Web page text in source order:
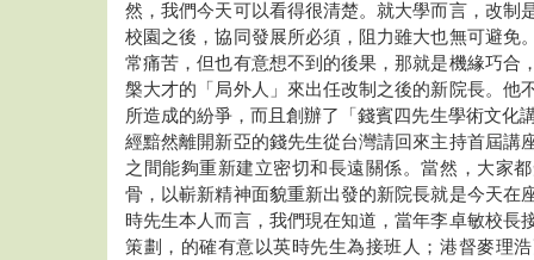
然，我們今天可以看得很清楚。就大學而言，改制
校園之後，協同發展所必須，阻力雖大也無可避免
常痛苦，但也有意想不到的後果，那就是機緣巧合
槃大才的「局外人」來出任改制之後的新院長。他
所造成的紛爭，而且創辦了「錢賓四先生學術文化
經黯然離開新亞的錢先生從台灣請回來主持首屆講
之間能夠重新建立密切和長遠關係。當然，大家
骨，以嶄新精神面貌重新出發的新院長就是今天在
時先生本人而言，我們現在知道，當年李卓敏校長
策劃，的確有意以英時先生為接班人；港督麥理